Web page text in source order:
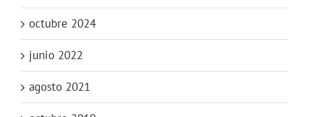
octubre 2024
junio 2022
agosto 2021